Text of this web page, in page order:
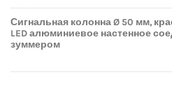
Сигнальная колонна Ø 50 мм,
LED алюминиевое настенное
зуммером